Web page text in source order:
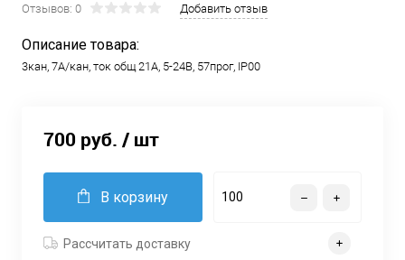
Отзывов: 0 Добавить отзыв
Описание товара:
3кан, 7А/кан, ток общ 21А, 5-24B, 57прог, IP00
700 руб. / шт
В корзину
Рассчитать доставку